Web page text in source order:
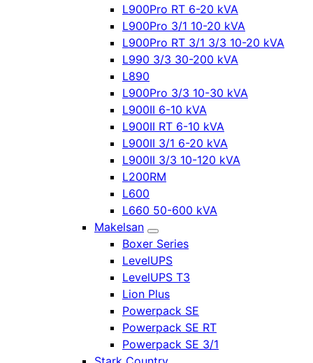
L900Pro RT 6-20 kVA
L900Pro 3/1 10-20 kVA
L900Pro RT 3/1 3/3 10-20 kVA
L990 3/3 30-200 kVA
L890
L900Pro 3/3 10-30 kVA
L900II 6-10 kVA
L900II RT 6-10 kVA
L900II 3/1 6-20 kVA
L900II 3/3 10-120 kVA
L200RM
L600
L660 50-600 kVA
Makelsan
Boxer Series
LevelUPS
LevelUPS T3
Lion Plus
Powerpack SE
Powerpack SE RT
Powerpack SE 3/1